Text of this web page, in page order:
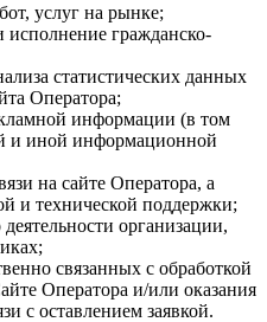
услуг на рынке;
исполнение гражданско-
статистических данных
Оператора;
информации (в том
и иной информационной
на сайте Оператора, а
и технической поддержки;
организации,
связанных с обработкой
Оператора и/или оказания
с оставлением заявкой.